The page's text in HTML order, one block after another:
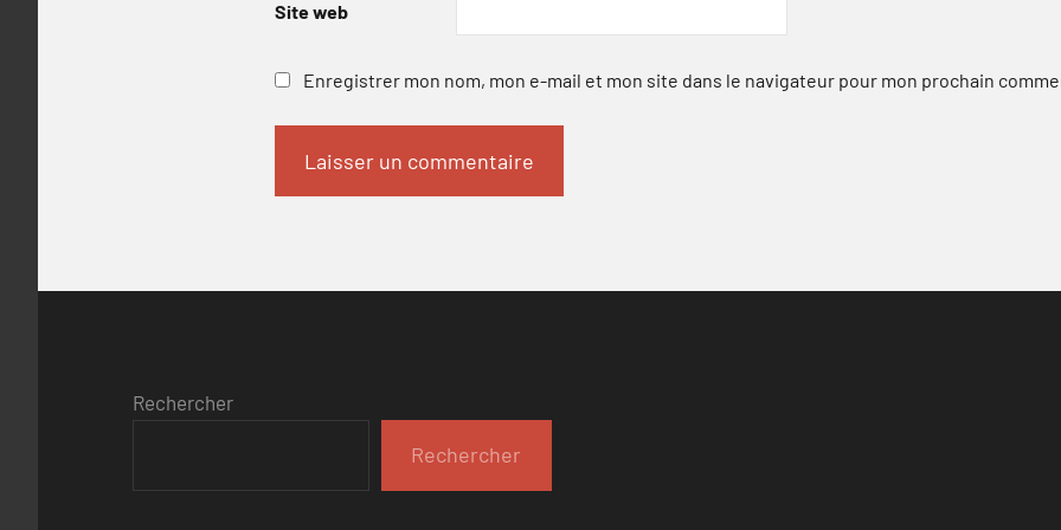
Site web
Enregistrer mon nom, mon e-mail et mon site dans le navigateur pour mon prochain
Rechercher
Rechercher